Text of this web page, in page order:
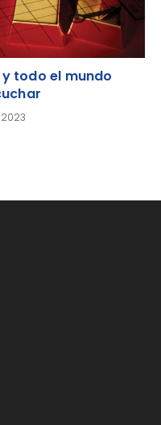
todo el mundo